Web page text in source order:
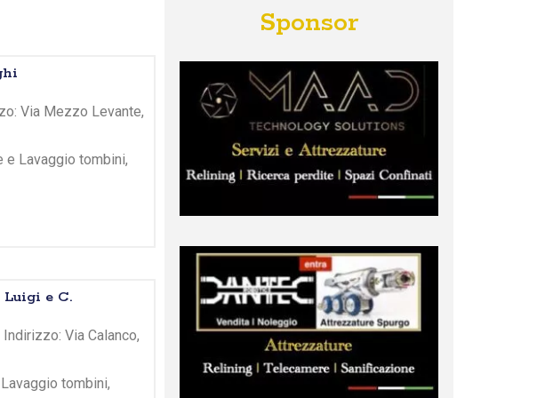
Via Mezzo Levante,
Lavaggio tombini,
e C.
Via Calanco,
tombini,
Sponsor